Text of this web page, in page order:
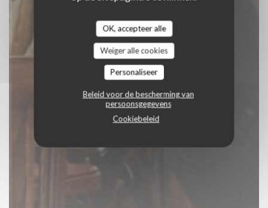
OK, accepteer alle
Weiger alle cookies
Personaliseer
Beleid voor de bescherming van
persoonsgegevens
Cookiebeleid